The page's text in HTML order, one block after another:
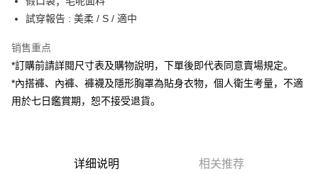
街口支付
Google Pay
大哥付你分期
相关说明
程，验证手机门号后，选择欲分期的期数、缴款截止日，确认付款后即完成
1. 於付款方式選擇AFTEE先享後付，將跳出AFTEE先享後付手機驗證視
試穿報告 : 美柔 / S / 適中
销售重点
*訂購前請詳閱尺寸表及購物說明，下單後即代表同意賣場規定。
*內搭褲、內褲、褲襪及隱形胸罩為貼身衣物，個人衛生考量，不適
用於七日鑑賞期，恕不接受退貨。
详细说明 相关推荐